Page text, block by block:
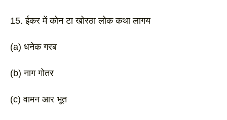
15. ईकर में कोन टा खोरठा लोक कथा लागय
(a) धनेक गरब
(b) नाग गोतर
(c) वामन आर भूत